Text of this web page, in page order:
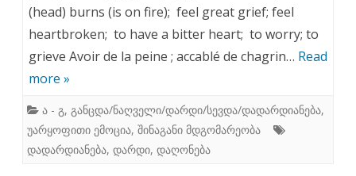
(head) burns (is on fire); feel great grief; feel
heartbroken; to have a bitter heart; to worry; to
grieve Avoir de la peine ; accablé de chagrin… Read
more »
ა - გ, განცდა/ნაღველი/დარდი/სევდა/დადარდიანება,
უარყოფითი ემოცია, შინაგანი მდგომარეობა
დადარდიანება, დარდი, დაღონება